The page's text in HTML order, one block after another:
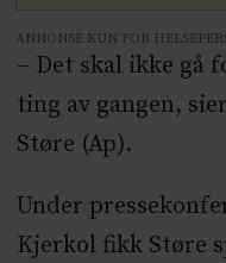
ANNONSE KUN FOR
– Det skal ikke gå
ting av gangen,
Støre (Ap).
Under
Kjerkol fikk Støre